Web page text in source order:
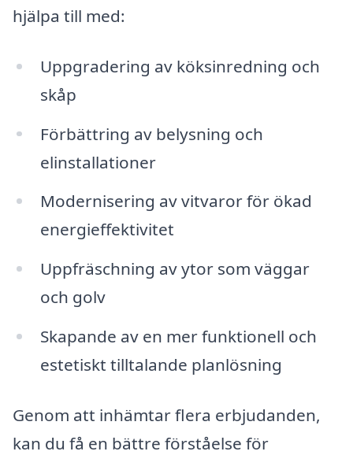
hjälpa till med:
Uppgradering av köksinredning och
skåp
Förbättring av belysning och
elinstallationer
Modernisering av vitvaror för ökad
energieffektivitet
Uppfräschning av ytor som väggar
och golv
Skapande av en mer funktionell och
estetiskt tilltalande planlösning
Genom att inhämtar flera erbjudanden,
kan du få en bättre förståelse för